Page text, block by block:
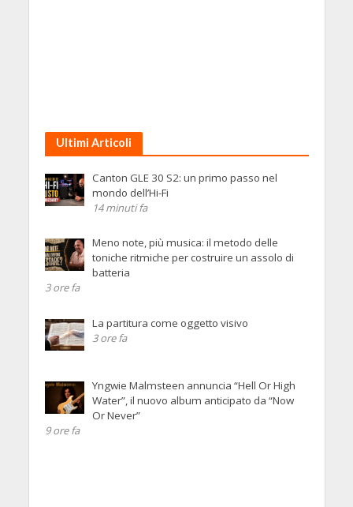
Ultimi Articoli
Canton GLE 30 S2: un primo passo nel
mondo dell’Hi-Fi
14 minuti fa
Meno note, più musica: il metodo delle
toniche ritmiche per costruire un assolo di
batteria
3 ore fa
La partitura come oggetto visivo
3 ore fa
Yngwie Malmsteen annuncia “Hell Or High
Water”, il nuovo album anticipato da “Now
Or Never”
9 ore fa